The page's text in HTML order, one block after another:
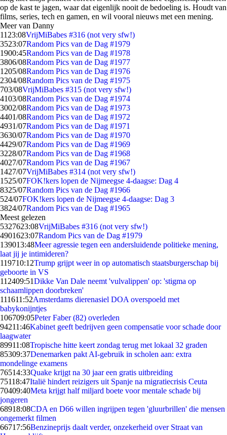
op de kast te jagen, waar dat eigenlijk nooit de bedoeling is. Houdt van
films, series, tech en gamen, en wil vooral nieuws met een mening.
Meer van Danny
11 23:08VrijMiBabes #316 (not very sfw!)
3523:07Random Pics van de Dag #1979
1900:45Random Pics van de Dag #1978
3806/08Random Pics van de Dag #1977
1205/08Random Pics van de Dag #1976
2304/08Random Pics van de Dag #1975
703/08VrijMiBabes #315 (not very sfw!)
4103/08Random Pics van de Dag #1974
3002/08Random Pics van de Dag #1973
4401/08Random Pics van de Dag #1972
4931/07Random Pics van de Dag #1971
3630/07Random Pics van de Dag #1970
4429/07Random Pics van de Dag #1969
3228/07Random Pics van de Dag #1968
4027/07Random Pics van de Dag #1967
1427/07VrijMiBabes #314 (not very sfw!)
1525/07FOK!kers lopen de Nijmeegse 4-daagse: Dag 4
8325/07Random Pics van de Dag #1966
524/07FOK!kers lopen de Nijmeegse 4-daagse: Dag 3
3824/07Random Pics van de Dag #1965
Meest gelezen
5327623:08VrijMiBabes #316 (not very sfw!)
4901623:07Random Pics van de Dag #1979
139013:48Meer agressie tegen een andersluidende politieke mening,
laat jij je intimideren?
119710:12Trump grijpt weer in op automatisch staatsburgerschap bij
geboorte in VS
112409:51Dikke Van Dale neemt 'vulvalippen' op: 'stigma op
schaamlippen doorbreken'
111611:52Amsterdams dierenasiel DOA overspoeld met
babykonijntjes
106709:05Peter Faber (82) overleden
94211:46Kabinet geeft bedrijven geen compensatie voor schade door
laagwater
89911:08Tropische hitte keert zondag terug met lokaal 32 graden
85309:37Denemarken pakt AI-gebruik in scholen aan: extra
mondelinge examens
76514:33Quake krijgt na 30 jaar een gratis uitbreiding
75118:47Italië hindert reizigers uit Spanje na migratiecrisis Ceuta
70409:40Meta krijgt half miljard boete voor mentale schade bij
jongeren
68918:08CDA en D66 willen ingrijpen tegen 'gluurbrillen' die mensen
ongemerkt filmen
66717:56Benzineprijs daalt verder, onzekerheid over Straat van